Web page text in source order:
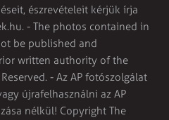
észrevételeit kérjük írja
. - The photos contained in
be published and
written authority of the
- Az AP fotószolgálat
újrafelhasználni az AP
nélkül! Copyright The